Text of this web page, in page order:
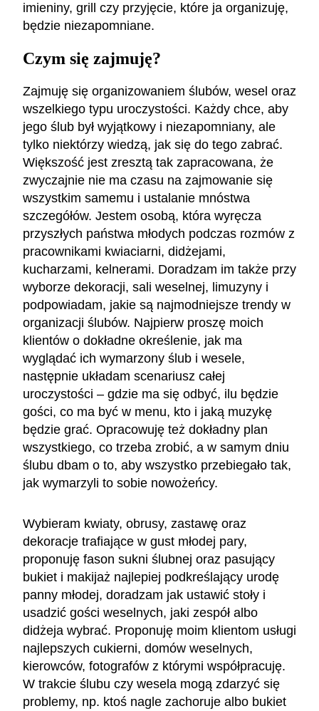
imieniny, grill czy przyjęcie, które ja organizuję,
będzie niezapomniane.
Czym się zajmuję?
Zajmuję się organizowaniem ślubów, wesel oraz
wszelkiego typu uroczystości. Każdy chce, aby
jego ślub był wyjątkowy i niezapomniany, ale
tylko niektórzy wiedzą, jak się do tego zabrać.
Większość jest zresztą tak zapracowana, że
zwyczajnie nie ma czasu na zajmowanie się
wszystkim samemu i ustalanie mnóstwa
szczegółów. Jestem osobą, która wyręcza
przyszłych państwa młodych podczas rozmów z
pracownikami kwiaciarni, didżejami,
kucharzami, kelnerami. Doradzam im także przy
wyborze dekoracji, sali weselnej, limuzyny i
podpowiadam, jakie są najmodniejsze trendy w
organizacji ślubów. Najpierw proszę moich
klientów o dokładne określenie, jak ma
wyglądać ich wymarzony ślub i wesele,
następnie układam scenariusz całej
uroczystości – gdzie ma się odbyć, ilu będzie
gości, co ma być w menu, kto i jaką muzykę
będzie grać. Opracowuję też dokładny plan
wszystkiego, co trzeba zrobić, a w samym dniu
ślubu dbam o to, aby wszystko przebiegało tak,
jak wymarzyli to sobie nowożeńcy.
Wybieram kwiaty, obrusy, zastawę oraz
dekoracje trafiające w gust młodej pary,
proponuję fason sukni ślubnej oraz pasujący
bukiet i makijaż najlepiej podkreślający urodę
panny młodej, doradzam jak ustawić stoły i
usadzić gości weselnych, jaki zespół albo
didżeja wybrać. Proponuję moim klientom usługi
najlepszych cukierni, domów weselnych,
kierowców, fotografów z którymi współpracuję.
W trakcie ślubu czy wesela mogą zdarzyć się
problemy, np. ktoś nagle zachoruje albo bukiet